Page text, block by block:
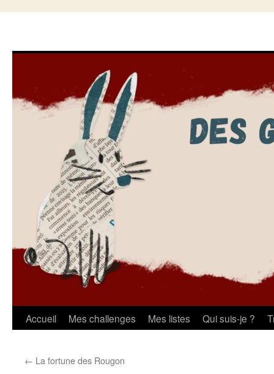
Aller
contenu
Accueil Mes challenges Mes listes Qui suis-je ?
← La fortune des Rougon